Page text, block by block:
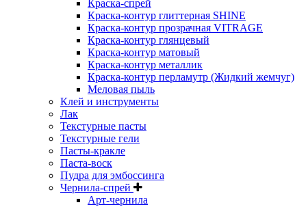
Краска-спрей
Краска-контур глиттерная SHINE
Краска-контур прозрачная VITRAGE
Краска-контур глянцевый
Краска-контур матовый
Краска-контур металлик
Краска-контур перламутр (Жидкий жемчуг)
Меловая пыль
Клей и инструменты
Лак
Текстурные пасты
Текстурные гели
Пасты-кракле
Паста-воск
Пудра для эмбоссинга
Чернила-спрей
Арт-чернила